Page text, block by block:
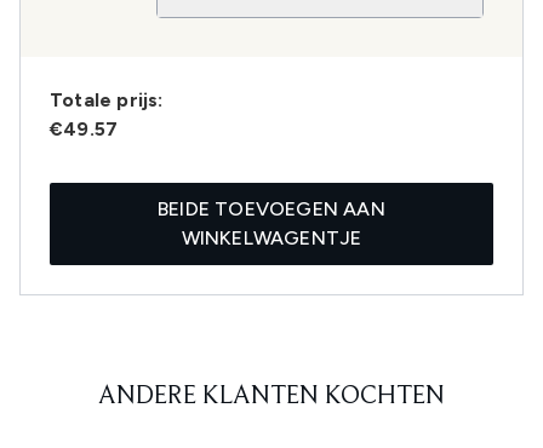
Totale prijs:
€49.57
BEIDE TOEVOEGEN AAN
WINKELWAGENTJE
ANDERE KLANTEN KOCHTEN